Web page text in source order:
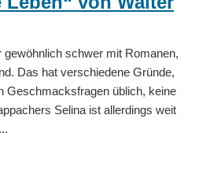
schwer mit Romanen,
Das hat verschiedene Gründe,
Geschmacksfragen üblich, keine